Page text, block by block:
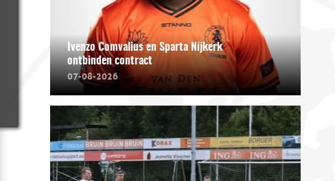
Ivenzo Comvalius en Sparta Nijkerk
ontbinden contract
07-08-2026